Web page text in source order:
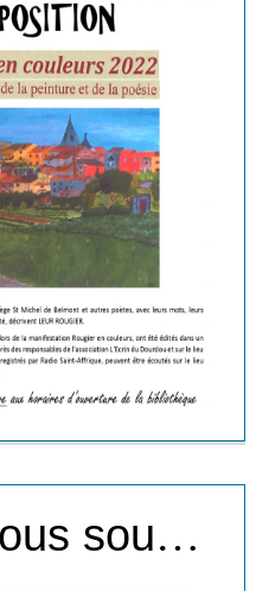
Soumanou Vieyra,
africain.
à 20h30 à
(salle des fêtes)
un film de Pierre
« Free to run »
sociale de la course.
sport est pratiqué
de personnes,
de tous âges, la
n’a pas toujours été
y a à peine 50 ans,
réservée aux
aux stades.
pas le droit de
Nous vous souhaitons une